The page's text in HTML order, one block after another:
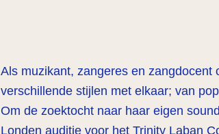
Als muzikant, zangeres en zangdocent
verschillende stijlen met elkaar; van
Om de zoektocht naar haar eigen
Londen auditie voor het Trinity Laban